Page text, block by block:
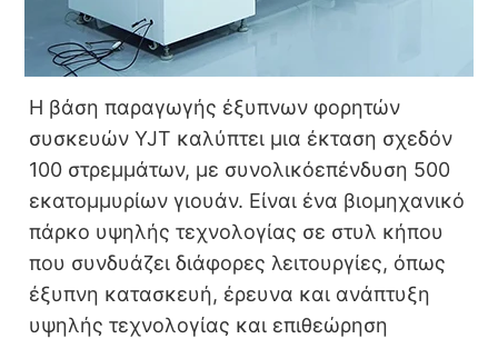
Η βάση παραγωγής έξυπνων φορητών
συσκευών YJT καλύπτει μια έκταση σχεδόν
100 στρεμμάτων, με συνολικόεπένδυση 500
εκατομμυρίων γιουάν. Είναι ένα βιομηχανικό
πάρκο υψηλής τεχνολογίας σε στυλ κήπου
που συνδυάζει διάφορες λειτουργίες, όπως
έξυπνη κατασκευή, έρευνα και ανάπτυξη
υψηλής τεχνολογίας και επιθεώρηση